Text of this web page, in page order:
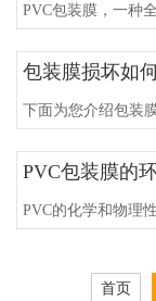
PVC包装膜，一种
包装膜损坏如
下面为您介绍包装
PVC包装膜的
PVC的化学和物理
首页